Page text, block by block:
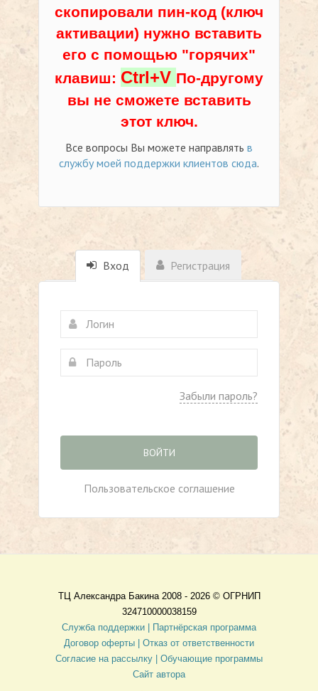
скопировали пин-код (ключ
активации) нужно вставить
его с помощью "горячих"
клавиш: Ctrl+V По-другому
вы не сможете вставить
этот ключ.
Все вопросы Вы можете направлять в
службу моей поддержки клиентов сюда.
Вход Регистрация
Забыли пароль?
ВОЙТИ
Пользовательское соглашение
ТЦ Александра Бакина 2008 - 2026 © ОГРНИП
324710000038159
Служба поддержки |
Партнёрская программа
Договор оферты
| Отказ от ответственности
Согласие на рассылку | Обучающие программы
Сайт автора